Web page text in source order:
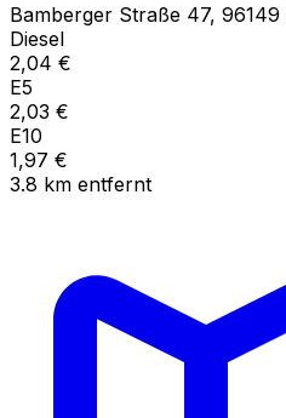
Bamberger Straße 47, 96149
Diesel
2,04 €
E5
2,03 €
E10
1,97 €
3.8 km entfernt